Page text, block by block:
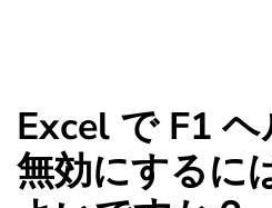
Excel で F1
無効にするに